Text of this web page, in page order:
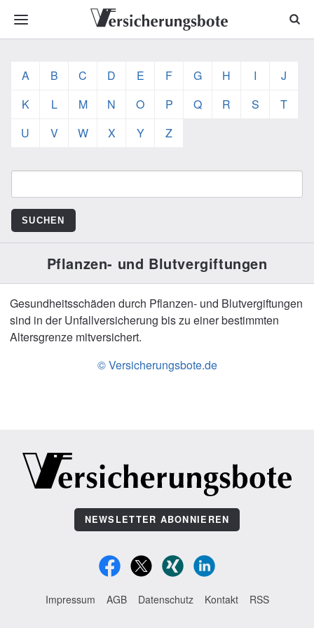
A B C D E F G H I
J
K
L M N O P Q R S
T
U
V W X Y Z
Pflanzen- und Blutvergiftungen
Gesundheitsschäden durch Pflanzen- und Blutvergiftungen
sind in der Unfallversicherung bis zu einer bestimmten
Altersgrenze mitversichert.
© Versicherungsbote.de
NEWSLETTER ABONNIEREN
Impressum AGB Datenschutz Kontakt RSS